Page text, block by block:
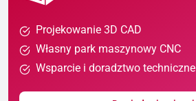
Projekowanie 3D CAD
Własny park maszynowy CNC
Wsparcie i doradztwo techniczne